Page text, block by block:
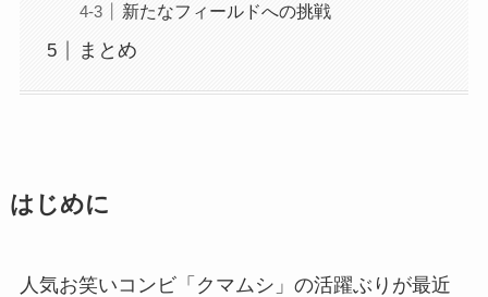
新たなフィールドへの挑戦
まとめ
はじめに
人気お笑いコンビ「クマムシ」の活躍ぶりが最近